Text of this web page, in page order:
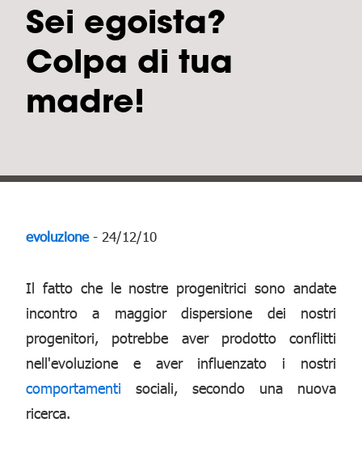
Sei egoista?
Colpa di tua
madre!
evoluzione- 24/12/10
Il fatto che le nostre progenitrici sono andate
incontro a maggior dispersione dei nostri
progenitori, potrebbe aver prodotto conflitti
nell'evoluzione e aver influenzato i nostri
comportamenti sociali, secondo una nuova
ricerca.